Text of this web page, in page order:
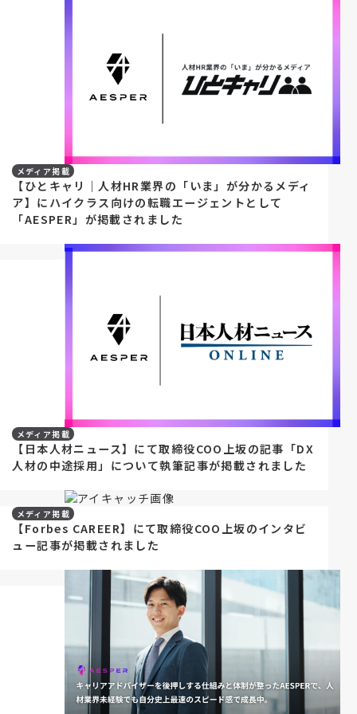
メディア掲載
【ひとキャリ｜人材HR業界の「いま」が分かるメディ
ア】にハイクラス向けの転職エージェントとして
「AESPER」が掲載されました
メディア掲載
【日本人材ニュース】にて取締役COO上坂の記事「DX
人材の中途採用」について執筆記事が掲載されました
メディア掲載
【Forbes CAREER】にて取締役COO上坂のインタビ
ュー記事が掲載されました